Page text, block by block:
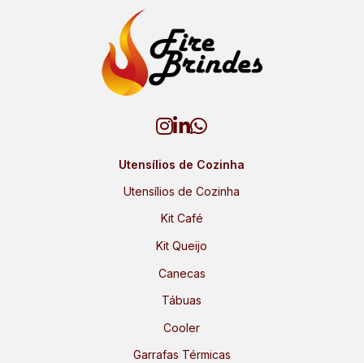
Utensílios de Cozinha
Utensílios de Cozinha
Kit Café
Kit Queijo
Canecas
Tábuas
Cooler
Garrafas Térmicas